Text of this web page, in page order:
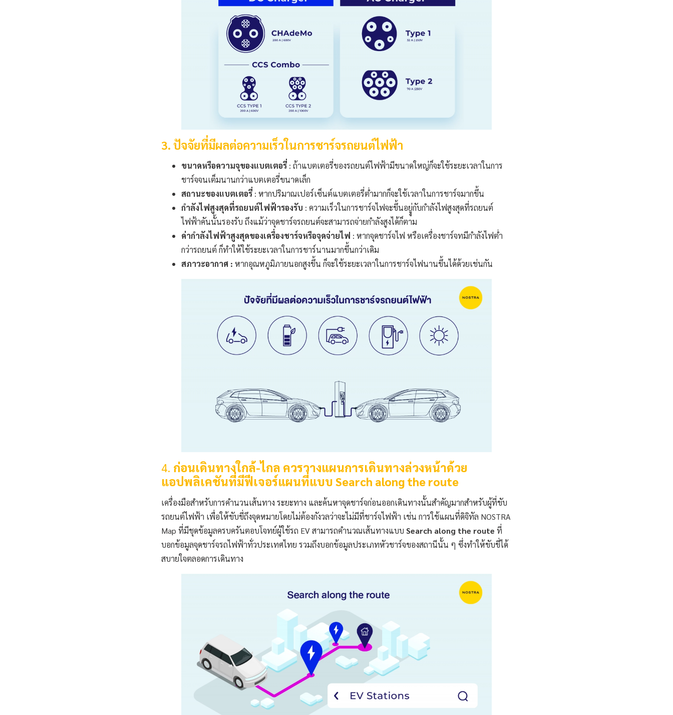
3. ปัจจัยที่มีผลต่อความเร็วในการชาร์จรถยนต์ไฟฟ้า
ขนาดหรือความจุของแบตเตอรี่ : ถ้าแบตเตอรี่ของรถยนต์ไฟฟ้ามีขนาดใหญ่ก็จะใช้ระยะเวลาในการ
ชาร์จจนเต็มนานกว่าแบตเตอรี่ขนาดเล็ก
สถานะของแบตเตอรี่ : หากปริมาณเปอร์เซ็นต์แบตเตอรี่ต่ำมากก็จะใช้เวลาในการชาร์จมากขึ้น
กำลังไฟสูงสุดที่รถยนต์ไฟฟ้ารองรับ : ความเร็วในการชาร์จไฟจะขึ้นอยูู่กับกำลังไฟสูงสุดที่รถยนต์
ไฟฟ้าคันนั้นรองรับ ถึงแม้ว่าจุดชาร์จรถยนต์จะสามารถจ่ายกำลังสูงได้ก็ตาม
ค่ากำลังไฟฟ้าสูงสุดของเครื่องชาร์จหรือจุดจ่ายไฟ : หากจุดชาร์จไฟ หรือเครื่องชาร์จทมีกำลังไฟต่ำ
กว่ารถยนต์ ก็ทำให้ใช้ระยะเวลาในการชาร์นานมากขึ้นกว่าเดิม
สภาวะอากาศ : หากอุณหภูมิภายนอกสูงขึ้น ก็จะใช้ระยะเวลาในการชาร์จไฟนานขึ้นได้ด้วยเช่นกัน
4. ก่อนเดินทางใกล้-ไกล ควรวางแผนการเดินทางล่วงหน้าด้วย
แอปพลิเคชันที่มีฟีเจอร์แผนที่แบบ Search along the route
เครื่องมือสำหรับการคำนวนเส้นทาง ระยะทาง และค้นหาจุดชาร์จก่อนออกเดินทางนั้นสำคัญมากสำหรับผู้ที่ขับ
รถยนต์ไฟฟ้า เพื่อให้ขับขี่ถึงจุดหมายโดยไม่ต้องกังวลว่าจะไม่มีที่ชาร์จไฟฟ้า เช่น การใช้แผนที่ดิจิทัล NOSTRA
Map ที่มีชุดข้อมูลครบครันตอบโจทย์ผู้ใช้รถ EV สามารถคำนวณเส้นทางแบบ Search along the route ที่
บอกข้อมูลจุดชาร์จรถไฟฟ้าทั่วประเทศไทย รวมถึงบอกข้อมูลประเภทหัวชาร์จของสถานีนั้น ๆ ซึ่งทำให้ขับขี่ได้
สบายใจตลอดการเดินทาง